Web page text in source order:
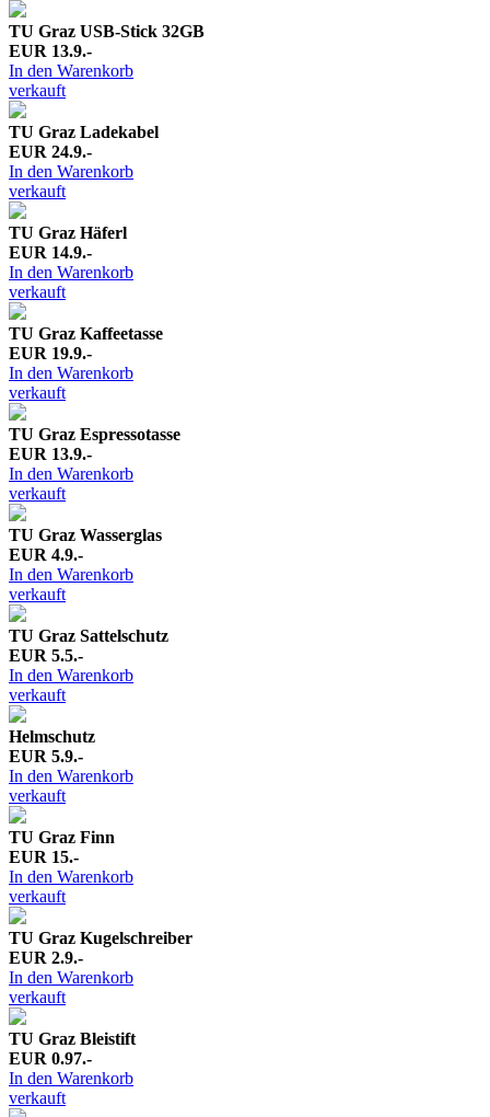
TU Graz USB-Stick 32GB
EUR 13.9.-
In den Warenkorb
verkauft
TU Graz Ladekabel
EUR 24.9.-
In den Warenkorb
verkauft
TU Graz Häferl
EUR 14.9.-
In den Warenkorb
verkauft
TU Graz Kaffeetasse
EUR 19.9.-
In den Warenkorb
verkauft
TU Graz Espressotasse
EUR 13.9.-
In den Warenkorb
verkauft
TU Graz Wasserglas
EUR 4.9.-
In den Warenkorb
verkauft
TU Graz Sattelschutz
EUR 5.5.-
In den Warenkorb
verkauft
Helmschutz
EUR 5.9.-
In den Warenkorb
verkauft
TU Graz Finn
EUR 15.-
In den Warenkorb
verkauft
TU Graz Kugelschreiber
EUR 2.9.-
In den Warenkorb
verkauft
TU Graz Bleistift
EUR 0.97.-
In den Warenkorb
verkauft